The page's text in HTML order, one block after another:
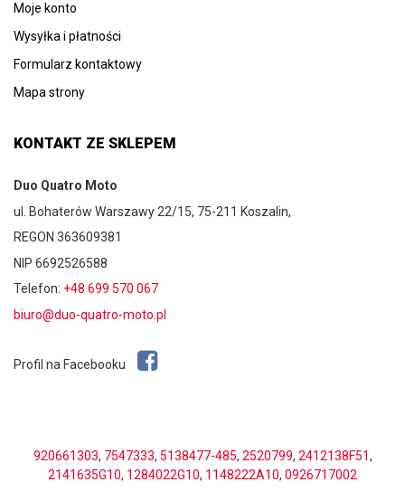
Moje konto
Wysyłka i płatności
Formularz kontaktowy
Mapa strony
KONTAKT ZE SKLEPEM
Duo Quatro Moto
ul. Bohaterów Warszawy 22/15, 75-211 Koszalin,
REGON 363609381
NIP 6692526588
Telefon: +48 699 570 067
biuro@duo-quatro-moto.pl
Profil na Facebooku
920661303, 7547333, 5138477-485, 2520799, 2412138F51,
2141635G10, 1284022G10, 1148222A10, 0926717002